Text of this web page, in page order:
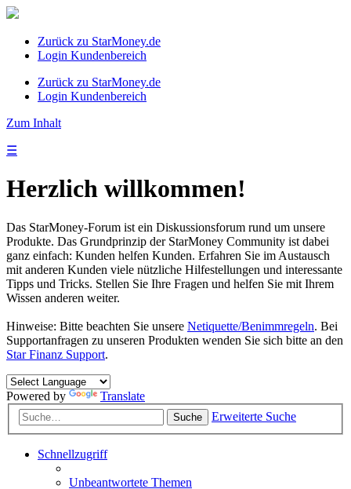
Zurück zu StarMoney.de
Login Kundenbereich
Zurück zu StarMoney.de
Login Kundenbereich
Zum Inhalt
☰
Herzlich willkommen!
Das StarMoney-Forum ist ein Diskussionsforum rund um unsere
Produkte. Das Grundprinzip der StarMoney Community ist dabei
ganz einfach: Kunden helfen Kunden. Erfahren Sie im Austausch
mit anderen Kunden viele nützliche Hilfestellungen und interessante
Tipps und Tricks. Stellen Sie Ihre Fragen und helfen Sie mit Ihrem
Wissen anderen weiter.
Hinweise: Bitte beachten Sie unsere Netiquette/Benimmregeln. Bei
Supportanfragen zu unseren Produkten wenden Sie sich bitte an den
Star Finanz Support.
Powered by Translate
Suche Erweiterte Suche
Schnellzugriff
Unbeantwortete Themen